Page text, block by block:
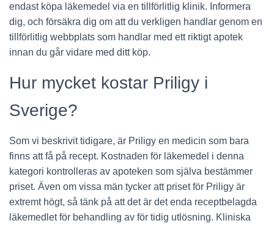
endast köpa läkemedel via en tillförlitlig klinik. Informera
dig, och försäkra dig om att du verkligen handlar genom en
tillförlitlig webbplats som handlar med ett riktigt apotek
innan du går vidare med ditt köp.
Hur mycket kostar Priligy i
Sverige?
Som vi beskrivit tidigare, är Priligy en medicin som bara
finns att få på recept. Kostnaden för läkemedel i denna
kategori kontrolleras av apoteken som själva bestämmer
priset. Även om vissa män tycker att priset för Priligy är
extremt högt, så tänk på att det är det enda receptbelagda
läkemedlet för behandling av för tidig utlösning. Kliniska